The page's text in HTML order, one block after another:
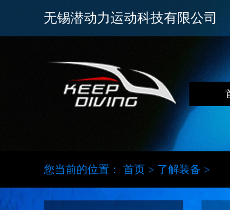
无锡潜动力运动科技有限公司
您当前的位置： 首页 > 了解装备 >